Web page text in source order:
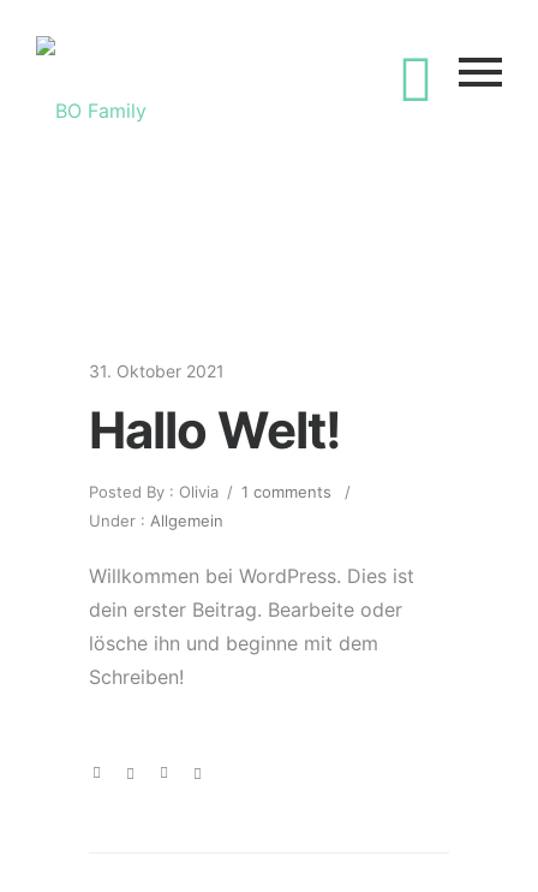
31. Oktober 2021
Hallo Welt!
Posted By : Olivia / 1 comments
/
Under : Allgemein
Willkommen bei WordPress. Dies ist
dein erster Beitrag. Bearbeite oder
lösche ihn und beginne mit dem
Schreiben!